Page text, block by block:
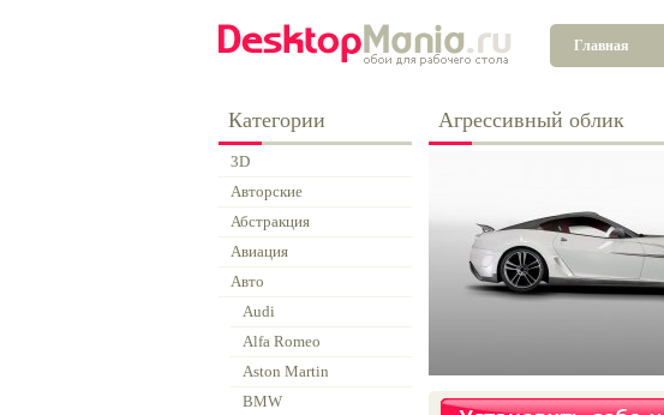
Главная
Категории
3D
Авторские
Абстракция
Авиация
Авто
Audi
Alfa Romeo
Aston Martin
BMW
Агрессивный облик